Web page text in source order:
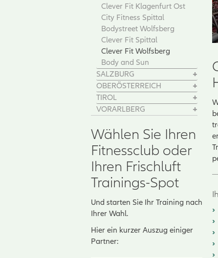
Clever Fit Klagenfurt Ost
City Fitness Spittal
Bodystreet Wolfsberg
Clever Fit Spittal
Clever Fit Wolfsberg
Body and Sun
SALZBURG
OBERÖSTERREICH
TIROL
VORARLBERG
Wählen Sie Ihren
Fitnessclub oder
Ihren Frischluft
Trainings-Spot
Und starten Sie Ihr Training nach
Ihrer Wahl.
Hier ein kurzer Auszug einiger
Partner: